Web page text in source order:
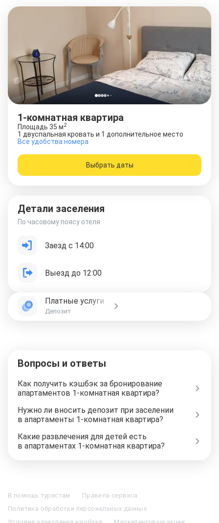
1-комнатная квартира
Площадь 35 м2
1 двуспальная кровать и 1 дополнительное место
Все удобства номера
Выбрать даты
Детали заселения
По часовому поясу отеля
Заезд с 14:00
Выезд до 12:00
Платные услуги
Депозит
Вопросы и ответы
Как получить кэшбэк за бронирование
апартаментов 1-комнатная квартира?
Нужно ли вносить депозит при заселении
в апартаменты 1-комнатная квартира?
Какие развлечения для детей есть
в апартаментах 1-комнатная квартира?
Отели в КазаниОтели в Нижнем Новгороде
Отель ПрезидентОтель Рэдиссон в СочиГостиница в Калининграде
Отель Гринвуд Отели в АдлереОтель Soluxe в Москве
В помощь туристам
Правила сервиса
Политика обработки персональных данных